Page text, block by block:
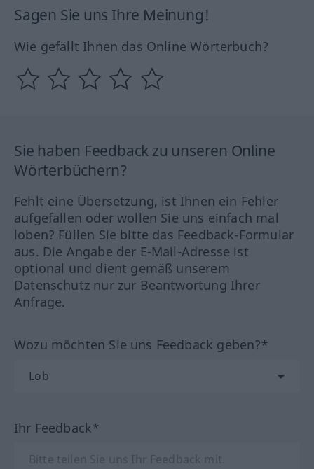
Sagen Sie uns Ihre Meinung!
Wie gefällt Ihnen das Online Wörterbuch?
Sie haben Feedback zu unseren Online
Wörterbüchern?
Fehlt eine Übersetzung, ist Ihnen ein Fehler
aufgefallen oder wollen Sie uns einfach mal
loben? Füllen Sie bitte das Feedback-Formular
aus. Die Angabe der E-Mail-Adresse ist
optional und dient gemäß unserem
Datenschutz nur zur Beantwortung Ihrer
Anfrage.
Wozu möchten Sie uns Feedback geben?*
Ihr Feedback*